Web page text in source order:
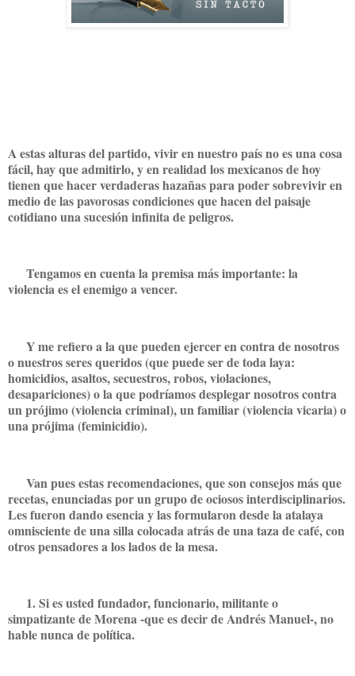
A estas alturas del partido, vivir en nuestro país no es una cosa
fácil, hay que admitirlo, y en realidad los mexicanos de hoy
tienen que hacer verdaderas hazañas para poder sobrevivir en
medio de las pavorosas condiciones que hacen del paisaje
cotidiano una sucesión infinita de peligros.
Tengamos en cuenta la premisa más importante: la
violencia es el enemigo a vencer.
Y me refiero a la que pueden ejercer en contra de nosotros
o nuestros seres queridos (que puede ser de toda laya:
homicidios, asaltos, secuestros, robos, violaciones,
desapariciones) o la que podríamos desplegar nosotros contra
un prójimo (violencia criminal), un familiar (violencia vicaria) o
una prójima (feminicidio).
Van pues estas recomendaciones, que son consejos más que
recetas, enunciadas por un grupo de ociosos interdisciplinarios.
Les fueron dando esencia y las formularon desde la atalaya
omnisciente de una silla colocada atrás de una taza de café, con
otros pensadores a los lados de la mesa.
1. Si es usted fundador, funcionario, militante o
simpatizante de Morena -que es decir de Andrés Manuel-, no
hable nunca de política.